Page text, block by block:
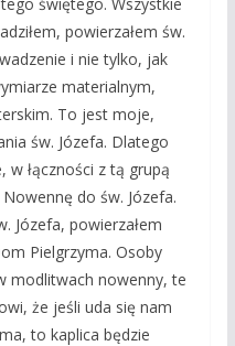
powierzałem św.
i nie tylko, jak
materialnym,
To jest moje,
św. Józefa. Dlatego
łączności z tą grupą
do św. Józefa.
Józefa, powierzałem
Pielgrzyma. Osoby
modlitwach nowenny, te
że jeśli uda się nam
to kaplica będzie